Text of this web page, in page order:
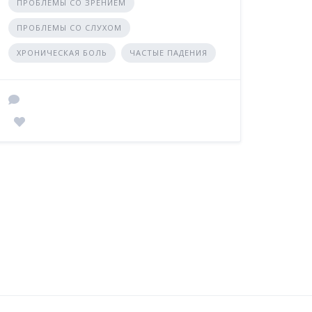
ПРОБЛЕМЫ СО ЗРЕНИЕМ
ПРОБЛЕМЫ СО СЛУХОМ
ХРОНИЧЕСКАЯ БОЛЬ ЧАСТЫЕ ПАДЕНИЯ